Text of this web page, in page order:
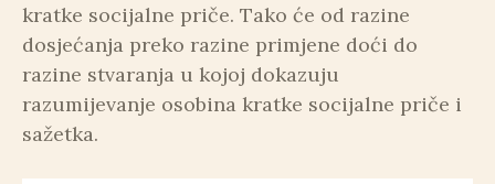
kratke socijalne priče. Tako će od razine
dosjećanja preko razine primjene doći do
razine stvaranja u kojoj dokazuju
razumijevanje osobina kratke socijalne priče i
sažetka.